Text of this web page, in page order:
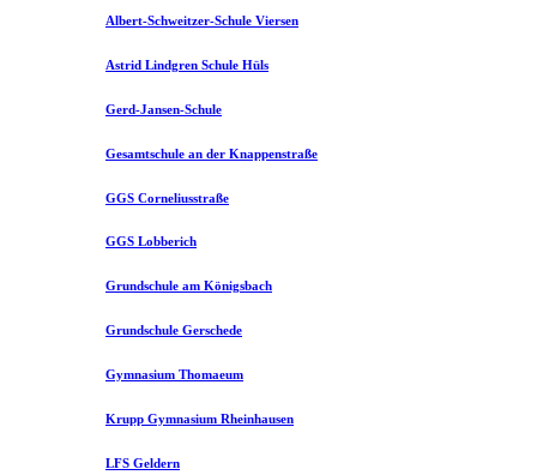
Albert-Schweitzer-Schule Viersen
Astrid Lindgren Schule Hüls
Gerd-Jansen-Schule
Gesamtschule an der Knappenstraße
GGS Corneliusstraße
GGS Lobberich
Grundschule am Königsbach
Grundschule Gerschede
Gymnasium Thomaeum
Krupp Gymnasium Rheinhausen
LFS Geldern